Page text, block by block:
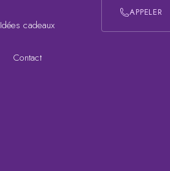
Idées cadeaux
Contact
APPELER